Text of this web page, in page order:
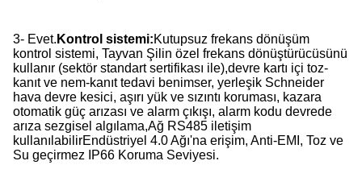
3- Evet. Kontrol sistemi:Kutupsuz frekans dönüşüm
kontrol sistemi, Tayvan Şilin özel frekans dönüştürücüsünü
kullanır (sektör standart sertifikası ile),devre kartı içi toz-
kanıt ve nem-kanıt tedavi benimser, yerleşik Schneider
hava devre kesici, aşırı yük ve sızıntı koruması, kazara
otomatik güç arızası ve alarm çıkışı, alarm kodu devrede
arıza sezgisel algılama,Ağ RS485 iletişim
kullanılabilirEndüstriyel 4.0 Ağı'na erişim, Anti-EMI, Toz ve
Su geçirmez IP66 Koruma Seviyesi.